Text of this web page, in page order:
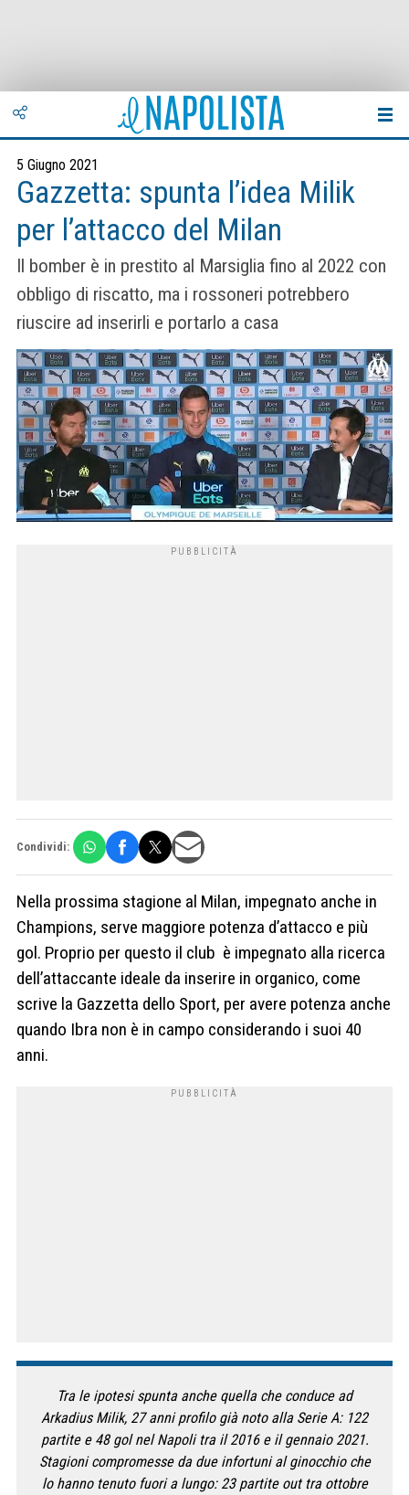
5 Giugno 2021
Gazzetta: spunta l’idea Milik
per l’attacco del Milan
Il bomber è in prestito al Marsiglia fino al 2022 con
obbligo di riscatto, ma i rossoneri potrebbero
riuscire ad inserirli e portarlo a casa
Condividi:
Nella prossima stagione al Milan, impegnato anche in
Champions, serve maggiore potenza d’attacco e più
gol. Proprio per questo il club è impegnato alla ricerca
dell’attaccante ideale da inserire in organico, come
scrive la Gazzetta dello Sport, per avere potenza anche
quando Ibra non è in campo considerando i suoi 40
anni.
Tra le ipotesi spunta anche quella che conduce ad
Arkadius Milik, 27 anni profilo già noto alla Serie A: 122
partite e 48 gol nel Napoli tra il 2016 e il gennaio 2021.
Stagioni compromesse da due infortuni al ginocchio che
lo hanno tenuto fuori a lungo: 23 partite out tra ottobre